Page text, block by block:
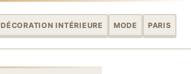
DÉCORATION INTÉRIEURE MODE PARIS